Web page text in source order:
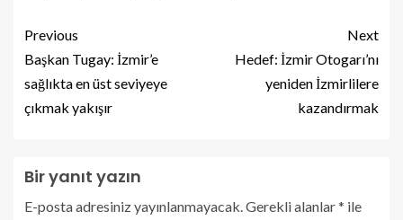
Previous
Başkan Tugay: İzmir’e
sağlıkta en üst seviyeye
çıkmak yakışır
Next
Hedef: İzmir Otogarı’nı
yeniden İzmirlilere
kazandırmak
Bir yanıt yazın
E-posta adresiniz yayınlanmayacak. Gerekli alanlar* ile